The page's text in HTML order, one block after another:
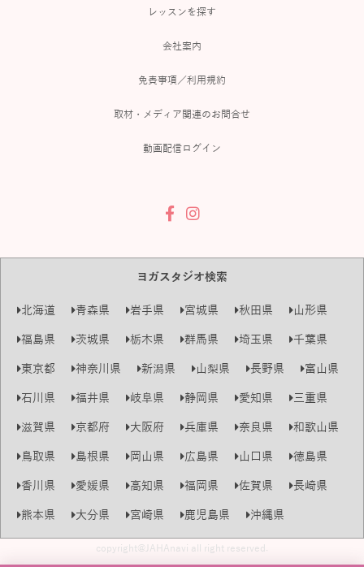
レッスンを探す
会社案内
免責事項／利用規約
取材・メディア関連のお問合せ
動画配信ログイン
ヨガスタジオ検索
北海道 青森県 岩手県 宮城県 秋田県
山形県
福島県
茨城県 栃木県 群馬県 埼玉県
千葉県
東京都
神奈川県 新潟県 山梨県 長野県
富山県
石川県
福井県 岐阜県 静岡県 愛知県
三重県
滋賀県
京都府 大阪府 兵庫県 奈良県
和歌山県
鳥取県
島根県 岡山県 広島県 山口県
徳島県
香川県
愛媛県 高知県 福岡県 佐賀県
長崎県
熊本県
大分県 宮崎県 鹿児島県 沖縄県
copyright@JAHAnavi all right reserved.